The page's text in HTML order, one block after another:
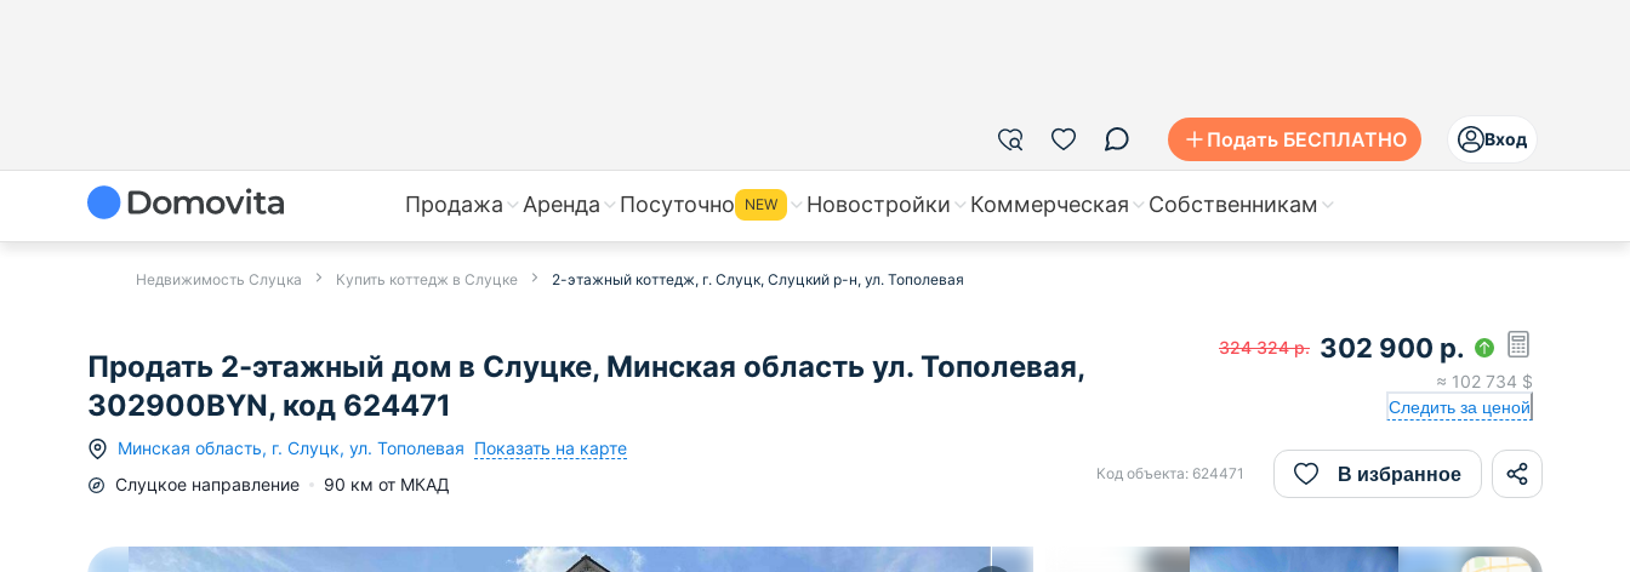
Подать БЕСПЛАТНО Вход
Продажа Аренда Посуточно NEW Новостройки Коммерческая Собственникам
Недвижимость Слуцка Купить коттедж в Слуцке 2-этажный коттедж, г. Слуцк, Слуцкий р-н, ул. Тополевая
Продать 2-этажный дом в Слуцке, Минская область ул. Тополевая,
302900BYN, код 624471
Минская область, г. Слуцк, ул. Тополевая Показать на карте
Слуцкое направление 90 км от МКАД
324 324 р. 302 900 р.
≈ 102 734 $
Следить за ценой
Код объекта: 624471 В избранное